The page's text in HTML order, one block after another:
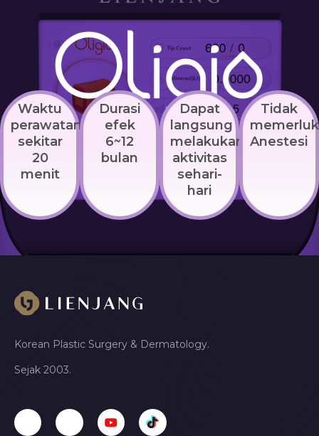
Waktu
perawatan
sekitar
20
menit
Durasi
efek
6~12
bulan
Dapat
langsung
melakukan
aktivitas
sehari-
hari
Tidak
Anestesi
Korean Plastic Surgery & Dermatology.
Sejak 2003.